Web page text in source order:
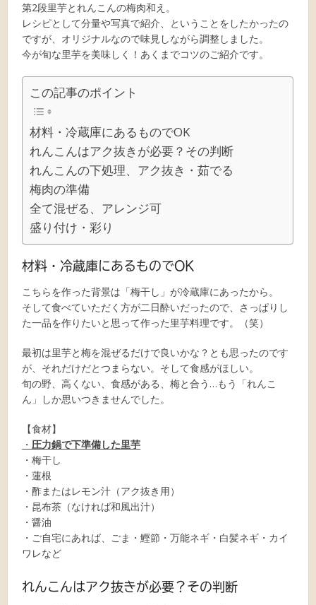
第2段里芋とれんこんの梅肉和え。
レシピとして分量や写真で紹介、ということをしたかったの
ですが、オリジナルなので味見しながら調整しました。
今が旬な里芋を美味しく！あくまでコツのご紹介です。
この記事のポイント
材料・冷蔵庫にあるものでOK
れんこんはアク抜きが必要？その判断
れんこんの下処理、アク抜き・茹でる
梅肉の準備
全て混ぜる、アレンジ可
盛り付け・彩り
材料・冷蔵庫にあるものでOK
こちらを作った背景は「梅干し」が冷蔵庫にあったから。
そして食べていただく方が二日酔いだったので、さっぱりし
た一品を作りたいと思って作った里芋料理です。（笑）
最初は里芋と梅を混ぜるだけで良いかな？とも思ったのです
が、それだけだとつまらない。そして食感がほしい。
旬の野、高くない、食感がある、梅と合う…もう「れんこ
ん」しか思いつきませんでした。
【食材】
・圧力鍋で下準備した里芋
・梅干し
・蓮根
・酢またはレモン汁（アク抜き用）
・昆布茶（なければ和風出汁）
・醤油
・ご自宅にあれば、ごま・鰹節・万能ネギ・白髪ネギ・カイ
ワレなど
れんこんはアク抜きが必要？その判断